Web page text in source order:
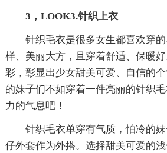
3，LOOK3.针织上衣
针织毛衣是很多女生都喜欢穿
样、美丽大方，且穿着舒适、保暖
彩，彰显出少女甜美可爱、自信的
的妹子们不如穿着一件亮丽的针织
力的气息吧！
针织毛衣单穿有气质，怕冷的
仔外套作为外搭。选择甜美可爱的